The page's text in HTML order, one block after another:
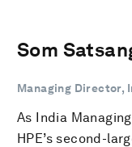
Som
Managing Director,
As India
HPE’s second-